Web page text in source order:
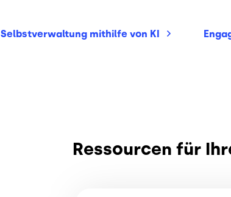
Selbstverwaltung mithilfe von KI
Ressourcen für